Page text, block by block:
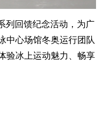
列回馈纪念活动，为广
中心场馆冬奥运行团队
验冰上运动魅力、畅享